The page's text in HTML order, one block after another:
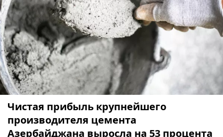
Чистая прибыль крупнейшего
производителя цемента
Азербайджана выросла на 53 процента